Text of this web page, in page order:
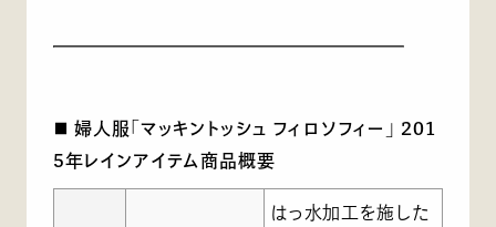
■ 婦人服「マッキントッシュ フィロソフィー」 201
5年レインアイテム商品概要
はっ水加工を施した